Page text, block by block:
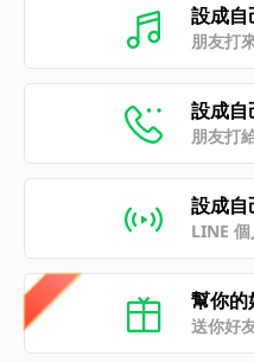
設成自
朋友打
設成自
朋友打
設成自
LINE
幫你的
送你好